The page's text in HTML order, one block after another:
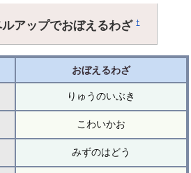
ルアップでおぼえるわざ†
おぼえるわざ
りゅうのいぶき
こわいかお
みずのはどう